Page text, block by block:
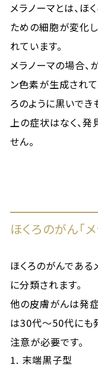
メラノーマとは、ほ
ための細胞が変化
れています。
メラノーマの場合、
ン色素が生成されて
ろのように黒いでき
上の症状はなく、発
せん。
ほくろのがん「
ほくろのがんである
に分類されます。
他の皮膚がんは発
は30代～50代にも
注意が必要です。
末端黒子型